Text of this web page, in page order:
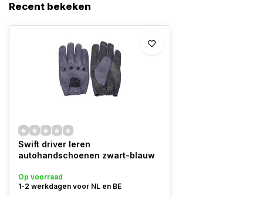
Recent bekeken
Swift driver leren
autohandschoenen zwart-blauw
Op voorraad
1-2 werkdagen voor NL en BE